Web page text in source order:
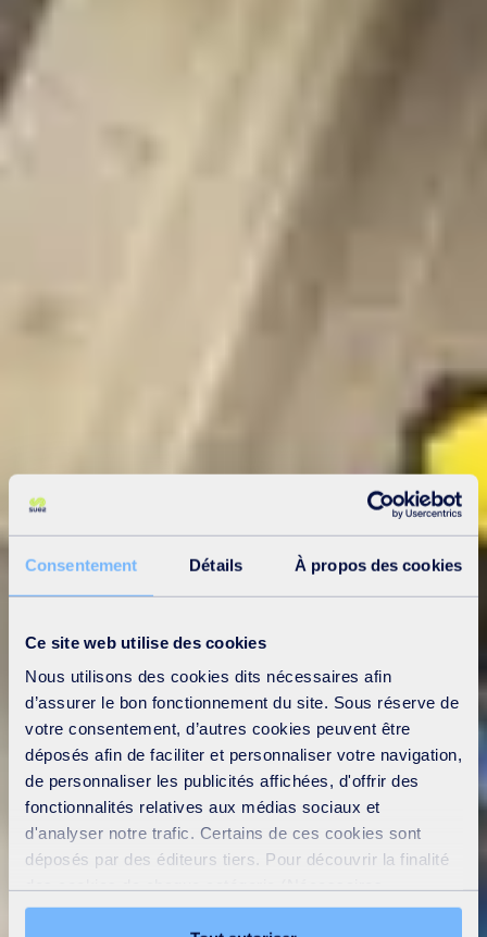
Consentement Détails À propos des cookies
Ce site web utilise des cookies
Nous utilisons des cookies dits nécessaires afin
d’assurer le bon fonctionnement du site. Sous réserve de
votre consentement, d’autres cookies peuvent être
déposés afin de faciliter et personnaliser votre navigation,
de personnaliser les publicités affichées, d'offrir des
fonctionnalités relatives aux médias sociaux et
d'analyser notre trafic. Certains de ces cookies sont
déposés par des éditeurs tiers. Pour découvrir la finalité
Préférences, Statistiques et Marketing), cliquez sur